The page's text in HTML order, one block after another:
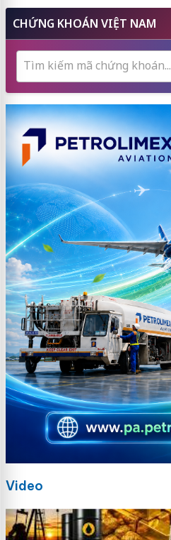
CHỨNG KHOÁN VIỆT NAM
Tìm kiếm mã chứng khoán...
Video